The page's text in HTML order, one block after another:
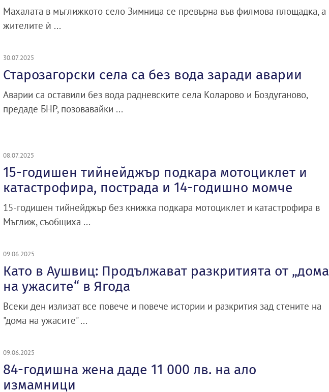
Махалата в мъглижкото село Зимница се превърна във филмова площадка, а
жителите ѝ ...
30.07.2025
Старозагорски села са без вода заради аварии
Аварии са оставили без вода радневските села Коларово и Боздуганово,
предаде БНР, позовавайки ...
08.07.2025
15-годишен тийнейджър подкара мотоциклет и
катастрофира, пострада и 14-годишно момче
15-годишен тийнейджър без книжка подкара мотоциклет и катастрофира в
Мъглиж, съобщиха ...
09.06.2025
Като в Аушвиц: Продължават разкритията от „дома
на ужасите“ в Ягода
Всеки ден излизат все повече и повече истории и разкрития зад стените на
"дома на ужасите" ...
09.06.2025
84-годишна жена даде 11 000 лв. на ало
измамници